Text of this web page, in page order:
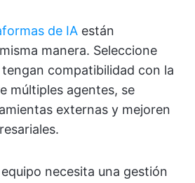
de IA están
manera. Seleccione
compatibilidad con la
múltiples agentes, se
externas y mejoren
necesita una gestión